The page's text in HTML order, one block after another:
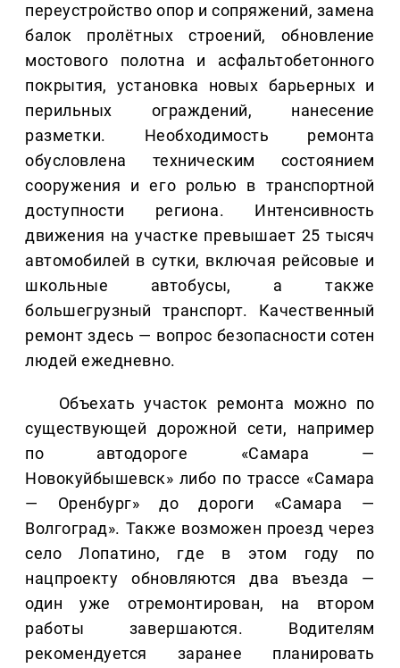
переустройство опор и сопряжений, замена
балок пролётных строений, обновление
мостового полотна и асфальтобетонного
покрытия, установка новых барьерных и
перильных ограждений, нанесение
разметки. Необходимость ремонта
обусловлена техническим состоянием
сооружения и его ролью в транспортной
доступности региона. Интенсивность
движения на участке превышает 25 тысяч
автомобилей в сутки, включая рейсовые и
школьные автобусы, а также
большегрузный транспорт. Качественный
ремонт здесь — вопрос безопасности сотен
людей ежедневно.
Объехать участок ремонта можно по
существующей дорожной сети, например
по автодороге «Самара —
Новокуйбышевск» либо по трассе «Самара
— Оренбург» до дороги «Самара —
Волгоград». Также возможен проезд через
село Лопатино, где в этом году по
нацпроекту обновляются два въезда —
один уже отремонтирован, на втором
работы завершаются. Водителям
рекомендуется заранее планировать